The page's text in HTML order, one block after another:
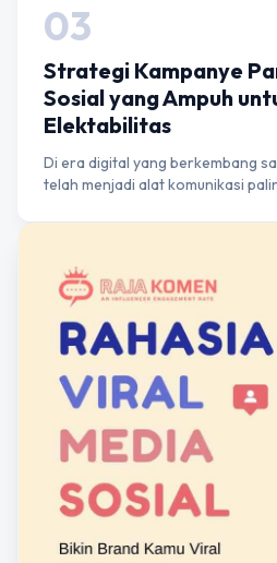
03
Strategi Kampanye
Sosial yang Ampuh
Elektabilitas
Di era digital yang berkembang
telah menjadi alat komunikasi